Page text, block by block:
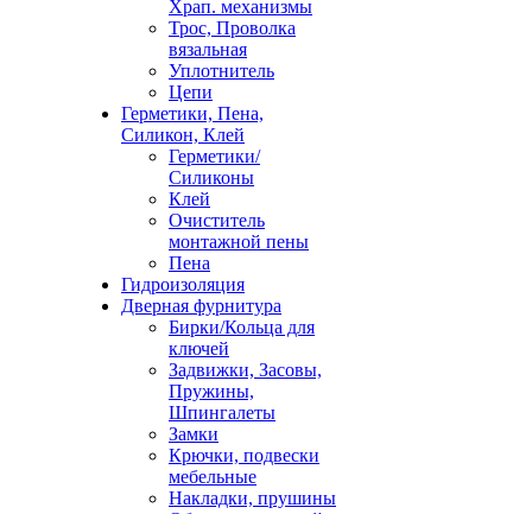
Храп. механизмы
Трос, Проволка
вязальная
Уплотнитель
Цепи
Герметики, Пена,
Силикон, Клей
Герметики/
Силиконы
Клей
Очиститель
монтажной пены
Пена
Гидроизоляция
Дверная фурнитура
Бирки/Кольца для
ключей
Задвижки, Засовы,
Пружины,
Шпингалеты
Замки
Крючки, подвески
мебельные
Накладки, прушины